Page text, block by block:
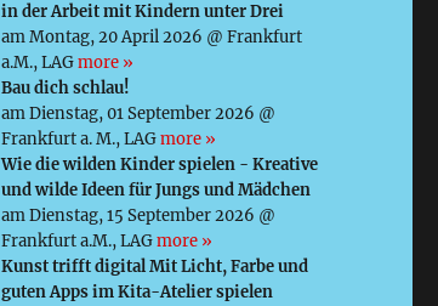
in der Arbeit mit Kindern unter Drei
am Montag, 20 April 2026 @ Frankfurt
a.M., LAGmore »
Bau dich schlau!
am Dienstag, 01 September 2026 @
Frankfurt a. M., LAGmore »
Wie die wilden Kinder spielen - Kreative
und wilde Ideen für Jungs und Mädchen
am Dienstag, 15 September 2026 @
Frankfurt a.M., LAGmore »
Kunst trifft digital Mit Licht, Farbe und
guten Apps im Kita-Atelier spielen